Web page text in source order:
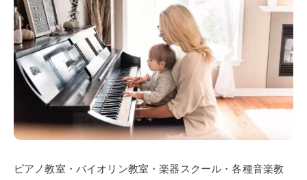
ピアノ教室・バイオリン教室・楽器スクール・各種音楽教